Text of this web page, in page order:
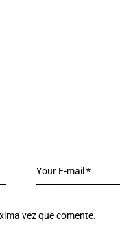
vez que comente.